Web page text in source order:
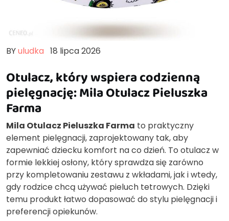
BYuludka 18 lipca 2026
Otulacz, który wspiera codzienną
pielęgnację: Mila Otulacz Pieluszka
Farma
Mila Otulacz Pieluszka Farma to praktyczny
element pielęgnacji, zaprojektowany tak, aby
zapewniać dziecku komfort na co dzień. To otulacz w
formie lekkiej osłony, który sprawdza się zarówno
przy kompletowaniu zestawu z wkładami, jak i wtedy,
gdy rodzice chcą używać pieluch tetrowych. Dzięki
temu produkt łatwo dopasować do stylu pielęgnacji i
preferencji opiekunów.